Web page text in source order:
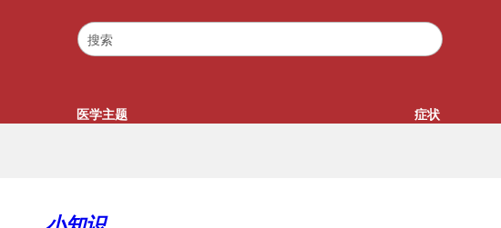
医学主题 症状